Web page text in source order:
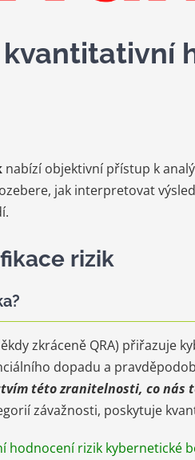
nabízí objektivní přístup k
jak interpretovat
rizik
zkráceně QRA) přiřazuje
dopadu a
této zranitelnosti, co nás
závažnosti, poskytuje
hodnocení rizik kybernetické